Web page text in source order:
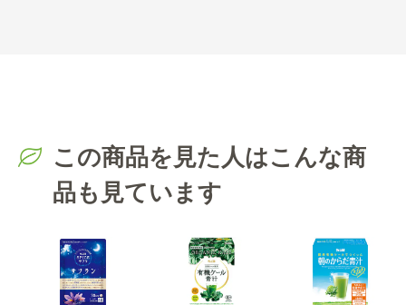
この商品を見た人はこんな商
品も見ています